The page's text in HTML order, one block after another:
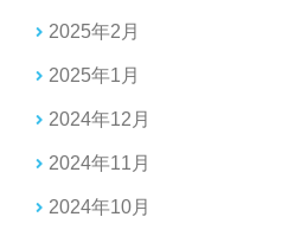
2025年2月
2025年1月
2024年12月
2024年11月
2024年10月